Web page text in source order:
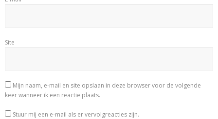
Site
Mijn naam, e-mail en site opslaan in deze browser voor de volgende
keer wanneer ik een reactie plaats.
Stuur mij een e-mail als er vervolgreacties zijn.